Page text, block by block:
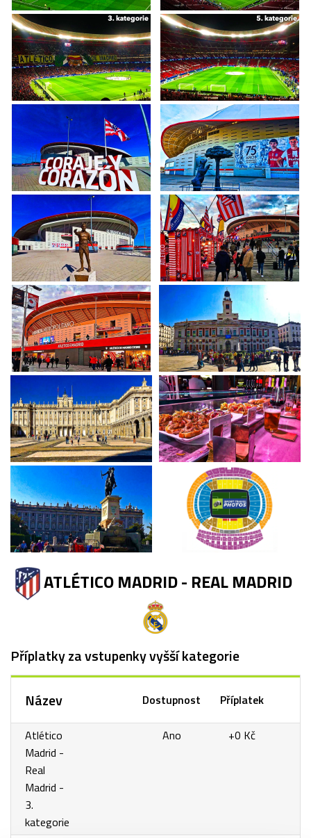
ATLÉTICO MADRID - REAL MADRID
Příplatky za vstupenky vyšší kategorie
Název Dostupnost Příplatek
Atlético
Madrid -
Real
Madrid -
3.
kategorie
Ano +0 Kč